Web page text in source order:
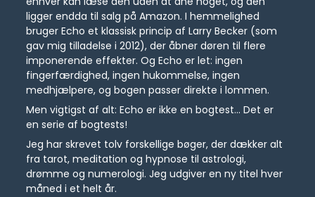
ligger endda til salg på Amazon. I hemmelighed
bruger Echo et klassisk princip af Larry Becker (som
gav mig tilladelse i 2012), der åbner døren til flere
imponerende effekter. Og Echo er let: ingen
fingerfærdighed, ingen hukommelse, ingen
medhjælpere, og bogen passer direkte i lommen.
Men vigtigst af alt: Echo er ikke en bogtest... Det er
en serie af bogtests!
Jeg har skrevet tolv forskellige bøger, der dækker alt
fra tarot, meditation og hypnose til astrologi,
drømme og numerologi. Jeg udgiver en ny titel hver
måned i et helt år.